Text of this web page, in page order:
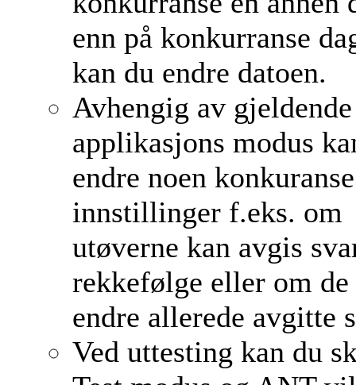
enn på konkurranse
kan du endre datoen.
Avhengig av gjeldende
applikasjons modus
endre noen konkuranse
innstillinger f.eks. om
utøverne kan avgis
rekkefølge eller om de
endre allerede avgitte
Ved uttesting kan du